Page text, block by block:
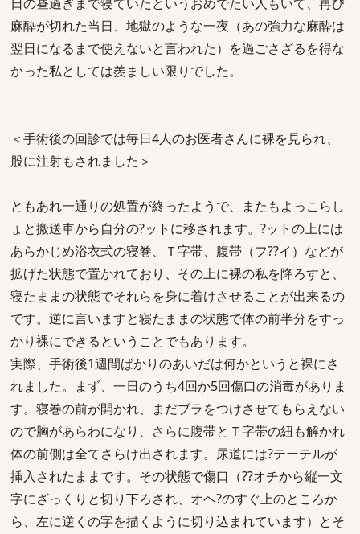
麻酔が切れた当日、地獄のような一夜（あの強力な麻酔は
翌日になるまで使えないと言われた）を過ごさざるを得な
かった私としては羨ましい限りでした。
＜手術後の回診では毎日4人のお医者さんに裸を見られ、
股に注射もされました＞
ともあれ一通りの処置が終ったようで、またもよっこらし
ょと搬送車から自分の?ットに移されます。?ットの上には
あらかじめ浴衣式の寝巻、Ｔ字帯、腹帯（フ??イ）などが
拡げた状態で置かれており、その上に裸の私を降ろすと、
寝たままの状態でそれらを身に着けさせることが出来るの
です。逆に言いますと寝たままの状態で体の前半分をすっ
かり裸にできるということでもあります。
実際、手術後1週間ばかりのあいだは何かというと裸にさ
れました。まず、一日のうち4回か5回傷口の消毒がありま
す。寝巻の前が開かれ、まだブラをつけさせてもらえない
ので胸があらわになり、さらに腹帯とＴ字帯の紐も解かれ
体の前側は全てさらけ出されます。尿道には?テーテルが
挿入されたままです。その状態で傷口（??オチから縦一文
字にざっくりと切り下ろされ、オヘ?のすぐ上のところか
ら、左に逆くの字を描くように切り込まれています）とそ